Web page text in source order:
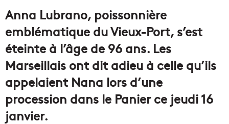
Anna Lubrano, poissonnière
emblématique du Vieux-Port, s’est
éteinte à l’âge de 96 ans. Les
Marseillais ont dit adieu à celle qu’ils
appelaient Nana lors d’une
procession dans le Panier ce jeudi 16
janvier.